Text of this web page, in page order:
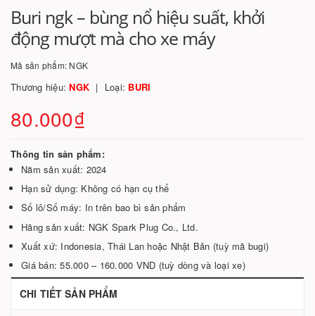
Buri ngk – bùng nổ hiệu suất, khởi
động mượt mà cho xe máy
Mã sản phẩm: NGK
Thương hiệu:NGK Loại: BURI
80.000₫
Thông tin sản phẩm:
Năm sản xuất: 2024
Hạn sử dụng: Không có hạn cụ thể
Số lô/Số máy: In trên bao bì sản phẩm
Hãng sản xuất: NGK Spark Plug Co., Ltd.
Xuất xứ: Indonesia, Thái Lan hoặc Nhật Bản (tuỳ mã bugi)
Giá bán: 55.000 – 160.000 VND (tuỳ dòng và loại xe)
CHI TIẾT SẢN PHẨM